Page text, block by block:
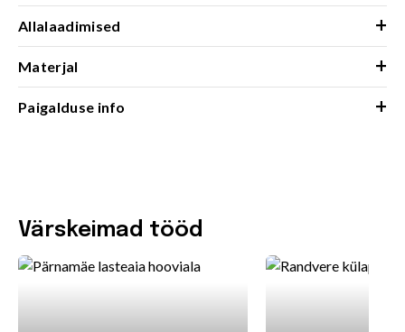
Allalaadimised +
Materjal +
Paigalduse info +
Värskeimad tööd